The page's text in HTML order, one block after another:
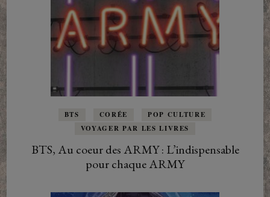
BTS CORÉE
POP CULTURE
VOYAGER PAR LES LIVRES
BTS, Au coeur des ARMY : L’indispensable
pour chaque ARMY